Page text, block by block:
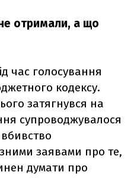
отримали, а що
час голосування
кодексу.
затягнувся на
супроводжувалося
заявами про те,
думати про